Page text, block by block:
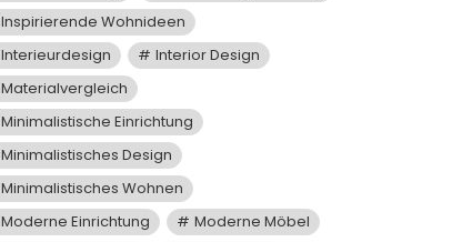
Inspirierende Wohnideen
Interieurdesign
Interior Design
Materialvergleich
Minimalistische Einrichtung
Minimalistisches Design
Minimalistisches Wohnen
Moderne Einrichtung
Moderne Möbel